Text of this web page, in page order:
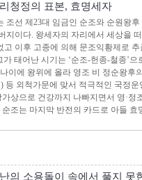
청정의 표본, 효명세자
조선 제23대 임금인 순조와 순원왕
지이다. 왕세자의 자리에서 세상을
이후 고종에 의해 문조익황제로 추
태어난 시기는 ‘순조-헌종-철종’으
이에 왕위에 올라 영조 비 정순왕후
외척가문에 맞서 적극적인 국정운
상으로 건강까지 나빠지면서 영·정
조는 마지막 반전의 카드로 아들 효
의 소용돌이 속에서 풀지 못